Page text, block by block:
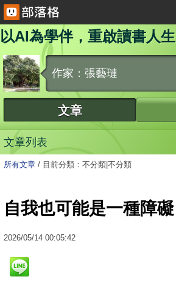
以AI為學伴，重啟讀書人生
作家：張藝璉
文章
文章列表
所有文章 / 目前分類：不分類|不分類
自我也可能是一種障礙
2026/05/14 00:05:42